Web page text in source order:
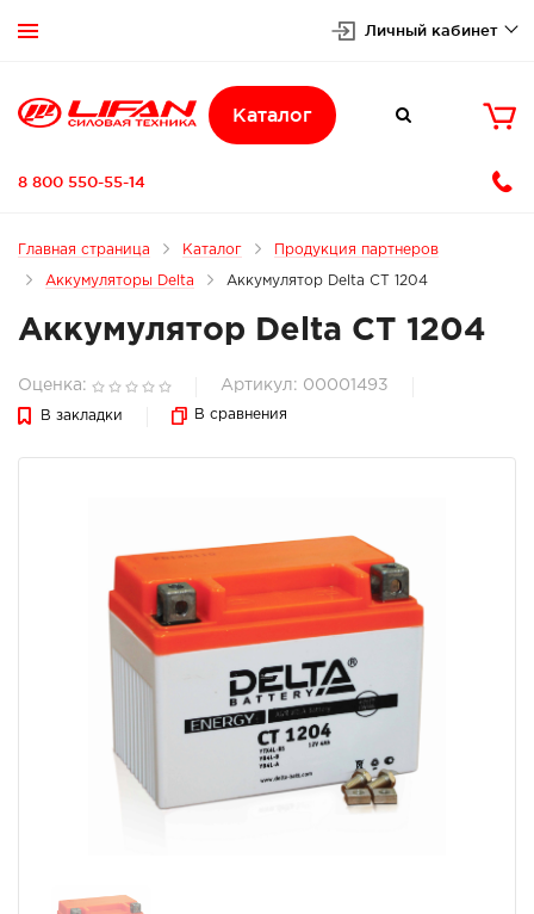
 Личный кабинет
Каталог  
8 800 550-55-14
Главная страница Каталог Продукция партнеров
Аккумуляторы Delta Аккумулятор Delta CT 1204
Аккумулятор Delta CT 1204
Оценка: Артикул: 00001493
В закладки В сравнения